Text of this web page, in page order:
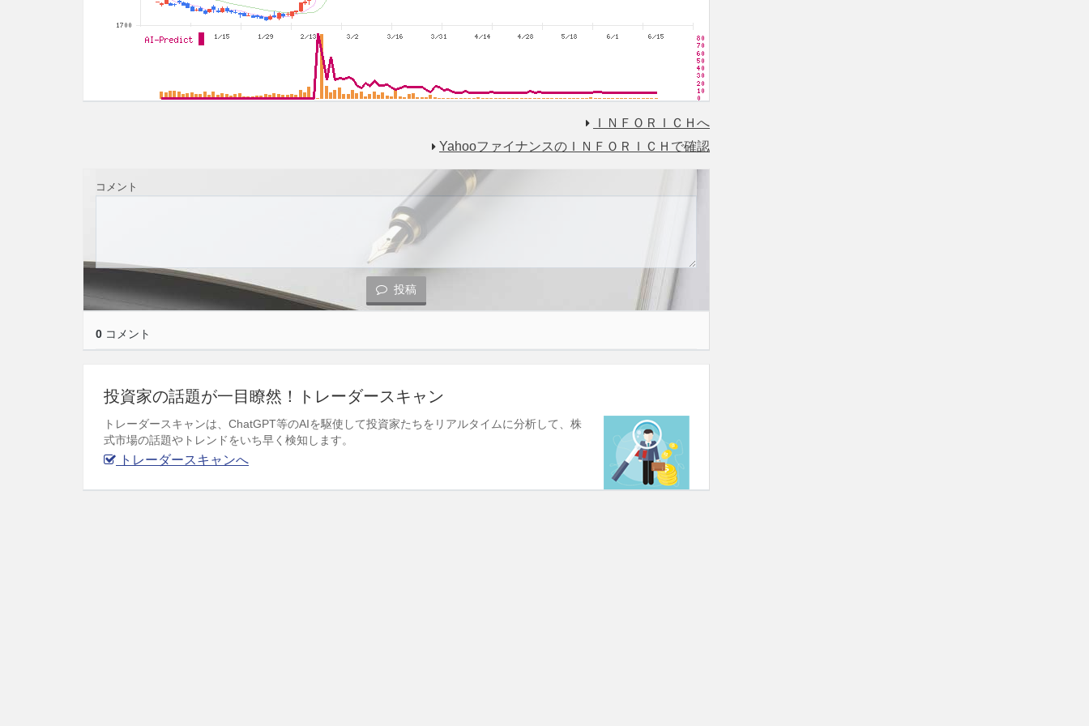
ＩＮＦＯＲＩＣＨへ
YahooファイナンスのＩＮＦＯＲＩＣＨで確認
コメント
投稿
0 コメント
投資家の話題が一目瞭然！トレーダースキャン
トレーダースキャンは、ChatGPT等のAIを駆使して投資家たちをリアルタイムに分析して、株
式市場の話題やトレンドをいち早く検知します。
トレーダースキャンへ